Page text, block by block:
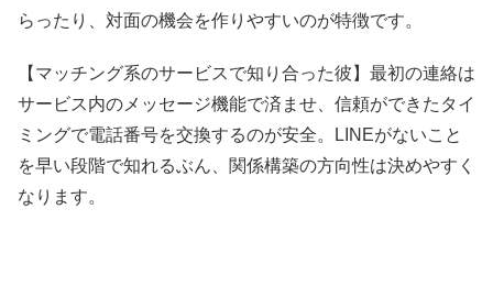
らったり、対面の機会を作りやすいのが特徴です。
【マッチング系のサービスで知り合った彼】最初の連絡は
サービス内のメッセージ機能で済ませ、信頼ができたタイ
ミングで電話番号を交換するのが安全。LINEがないこと
を早い段階で知れるぶん、関係構築の方向性は決めやすく
なります。